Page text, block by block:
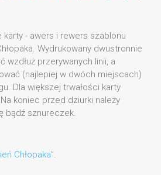
karty - awers i rewers szablonu
Wydrukowany dwustronnie
wzdłuż przerywanych linii, a
(najlepiej w dwóch miejscach)
Dla większej trwałości karty
koniec przed dziurki należy
bądź sznureczek.
Chłopaka".